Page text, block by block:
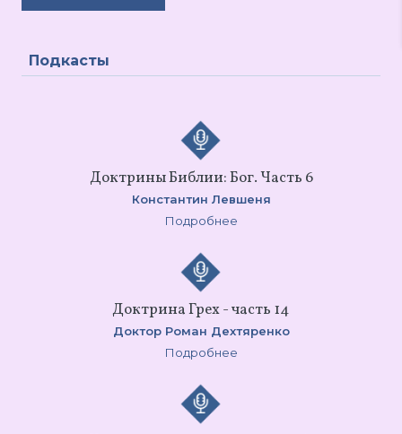
Подкасты
Доктрины Библии: Бог. Часть 6
Константин Левшеня
Подробнее
Доктрина Грех - часть 14
Доктор Роман Дехтяренко
Подробнее